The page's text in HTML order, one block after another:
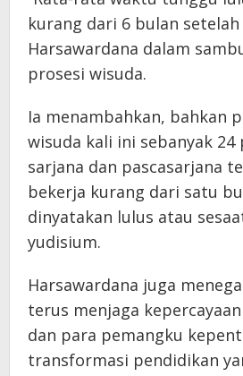
kurang dari 6 bulan setelah
Harsawardana dalam
prosesi wisuda.
Ia menambahkan, bahkan
wisuda kali ini sebanyak 24
sarjana dan pascasarjana
bekerja kurang dari satu
dinyatakan lulus atau
yudisium.
Harsawardana juga
terus menjaga
dan para pemangku
transformasi pendidikan